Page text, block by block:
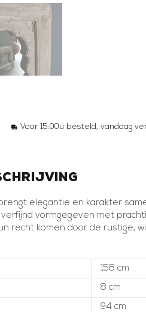
Voor 15:00u besteld, vandaag
elegantie en karakter
vormgegeven met
recht komen door de rustige,
158 cm
8 cm
94 cm